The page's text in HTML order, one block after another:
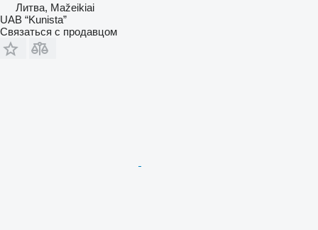
Литва, Mažeikiai
UAB “Kunista”
Связаться с продавцом